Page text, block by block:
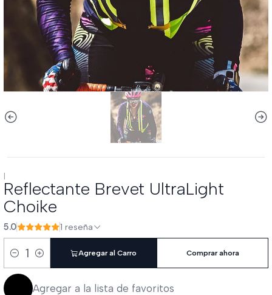
|
Reflectante Brevet UltraLight
Choike
5.0 1 reseña
Cantidad
Agregar al Carro Comprar ahora
Agregar a la lista de favoritos